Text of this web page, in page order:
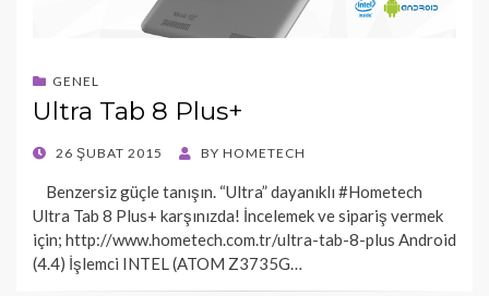
GENEL
Ultra Tab 8 Plus+
POSTED
26 ŞUBAT 2015 BY HOMETECH
Benzersiz güçle tanışın. “Ultra” dayanıklı #Hometech
Ultra Tab 8 Plus+ karşınızda! İncelemek ve sipariş vermek
için; http://www.hometech.com.tr/ultra-tab-8-plus Android
(4.4) İşlemci INTEL (ATOM Z3735G…